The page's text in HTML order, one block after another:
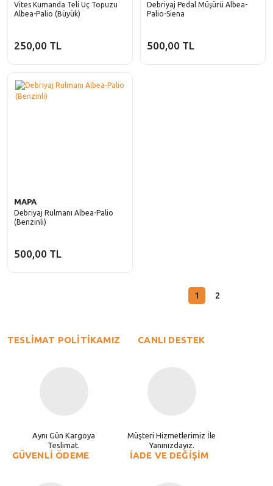
Vites Kumanda Teli Uç Topuzu
Albea-Palio (Büyük)
250,00 TL
Debriyaj Pedal Müşürü Albea-
Palio-Siena
500,00 TL
MAPA
Debriyaj Rulmanı Albea-Palio
(Benzinli)
500,00 TL
1 2
TESLİMAT POLİTİKAMIZ
Aynı Gün Kargoya
Teslimat.
CANLI DESTEK
Müşteri Hizmetlerimiz İle
Yanınızdayız.
GÜVENLİ ÖDEME İADE VE DEĞİŞİM